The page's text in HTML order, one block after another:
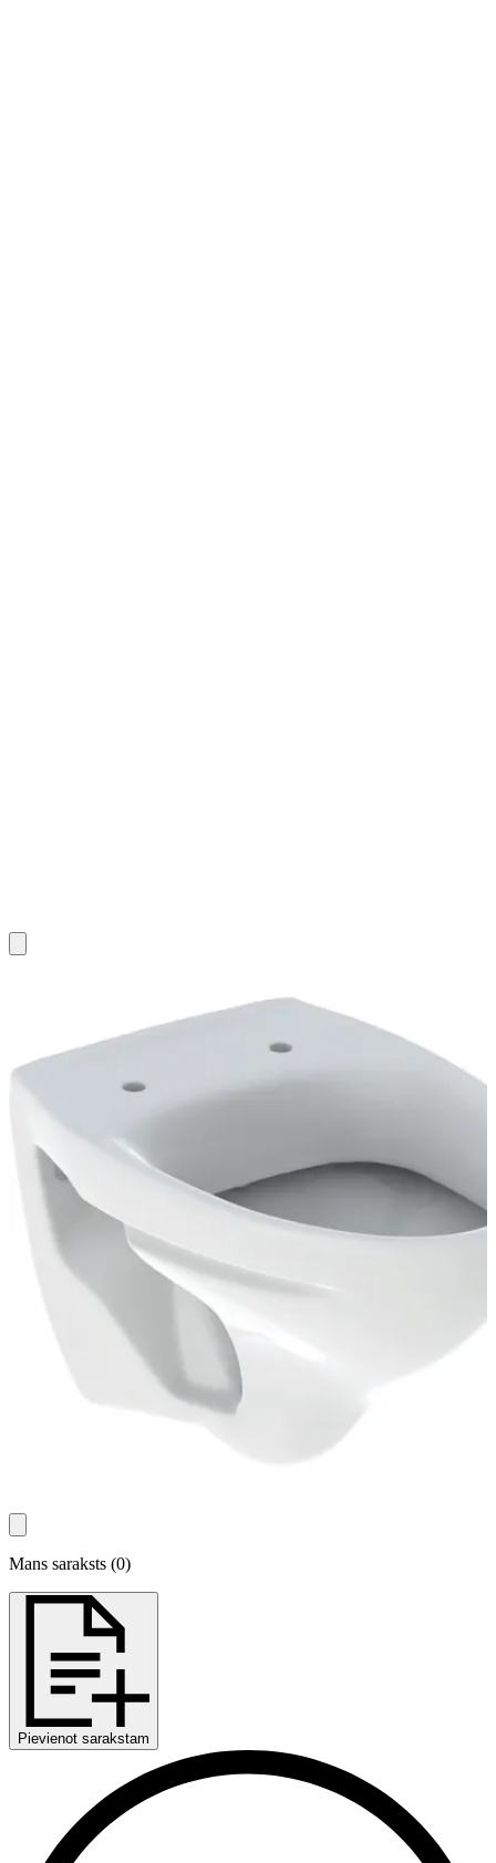
Mans saraksts (0)
Pievienot sarakstam